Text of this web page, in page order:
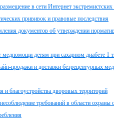
в сети Интернет
прививок и правовые последствия
документов об утверждении
медпомощи детям при сахарном диабете 1
продажи и доставки безрецептурных
и благоустройства дворовых территорий
несоблюдение требований в области